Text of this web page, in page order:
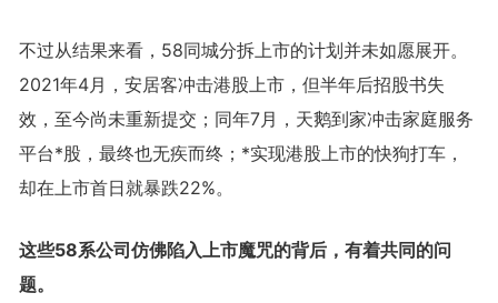
不过从结果来看，58同城分拆上市的计划并未如愿展开。
2021年4月，安居客冲击港股上市，但半年后招股书失
效，至今尚未重新提交；同年7月，天鹅到家冲击家庭服务
平台*股，最终也无疾而终；*实现港股上市的快狗打车，
却在上市首日就暴跌22%。
这些58系公司仿佛陷入上市魔咒的背后，有着共同的问
题。